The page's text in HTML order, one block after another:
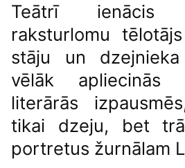
Teātrī
raksturlomu
stāju un
vēlāk apliecinās
literārās
tikai dzeju, bet
portretus žurnālam